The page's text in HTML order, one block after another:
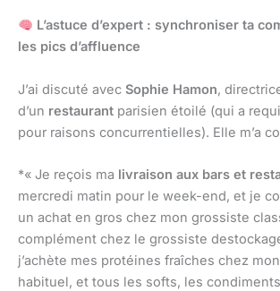
L’astuce d’expert : synchroniser ta
les pics d’affluence
J’ai discuté avec Sophie Hamon,
d’un restaurant parisien étoilé (qui a
pour raisons concurrentielles). Elle m’a
*« Je reçois ma livraison aux bars et
mercredi matin pour le week-end, et je
un achat en gros chez mon grossiste
complément chez le grossiste
j’achète mes protéines fraîches chez
habituel, et tous les softs, les